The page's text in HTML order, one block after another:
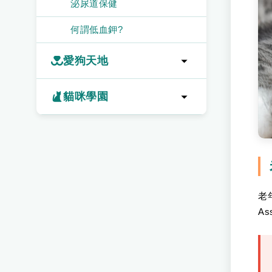
泌尿道保健
何謂低血鉀?
愛狗天地
飼料可以當做主食嗎？
如何換算狗的年齡呢？
貓咪學園
老